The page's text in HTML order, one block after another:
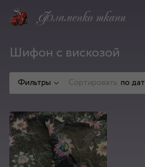
Шифон с вискозой
Фильтры Сортировать по